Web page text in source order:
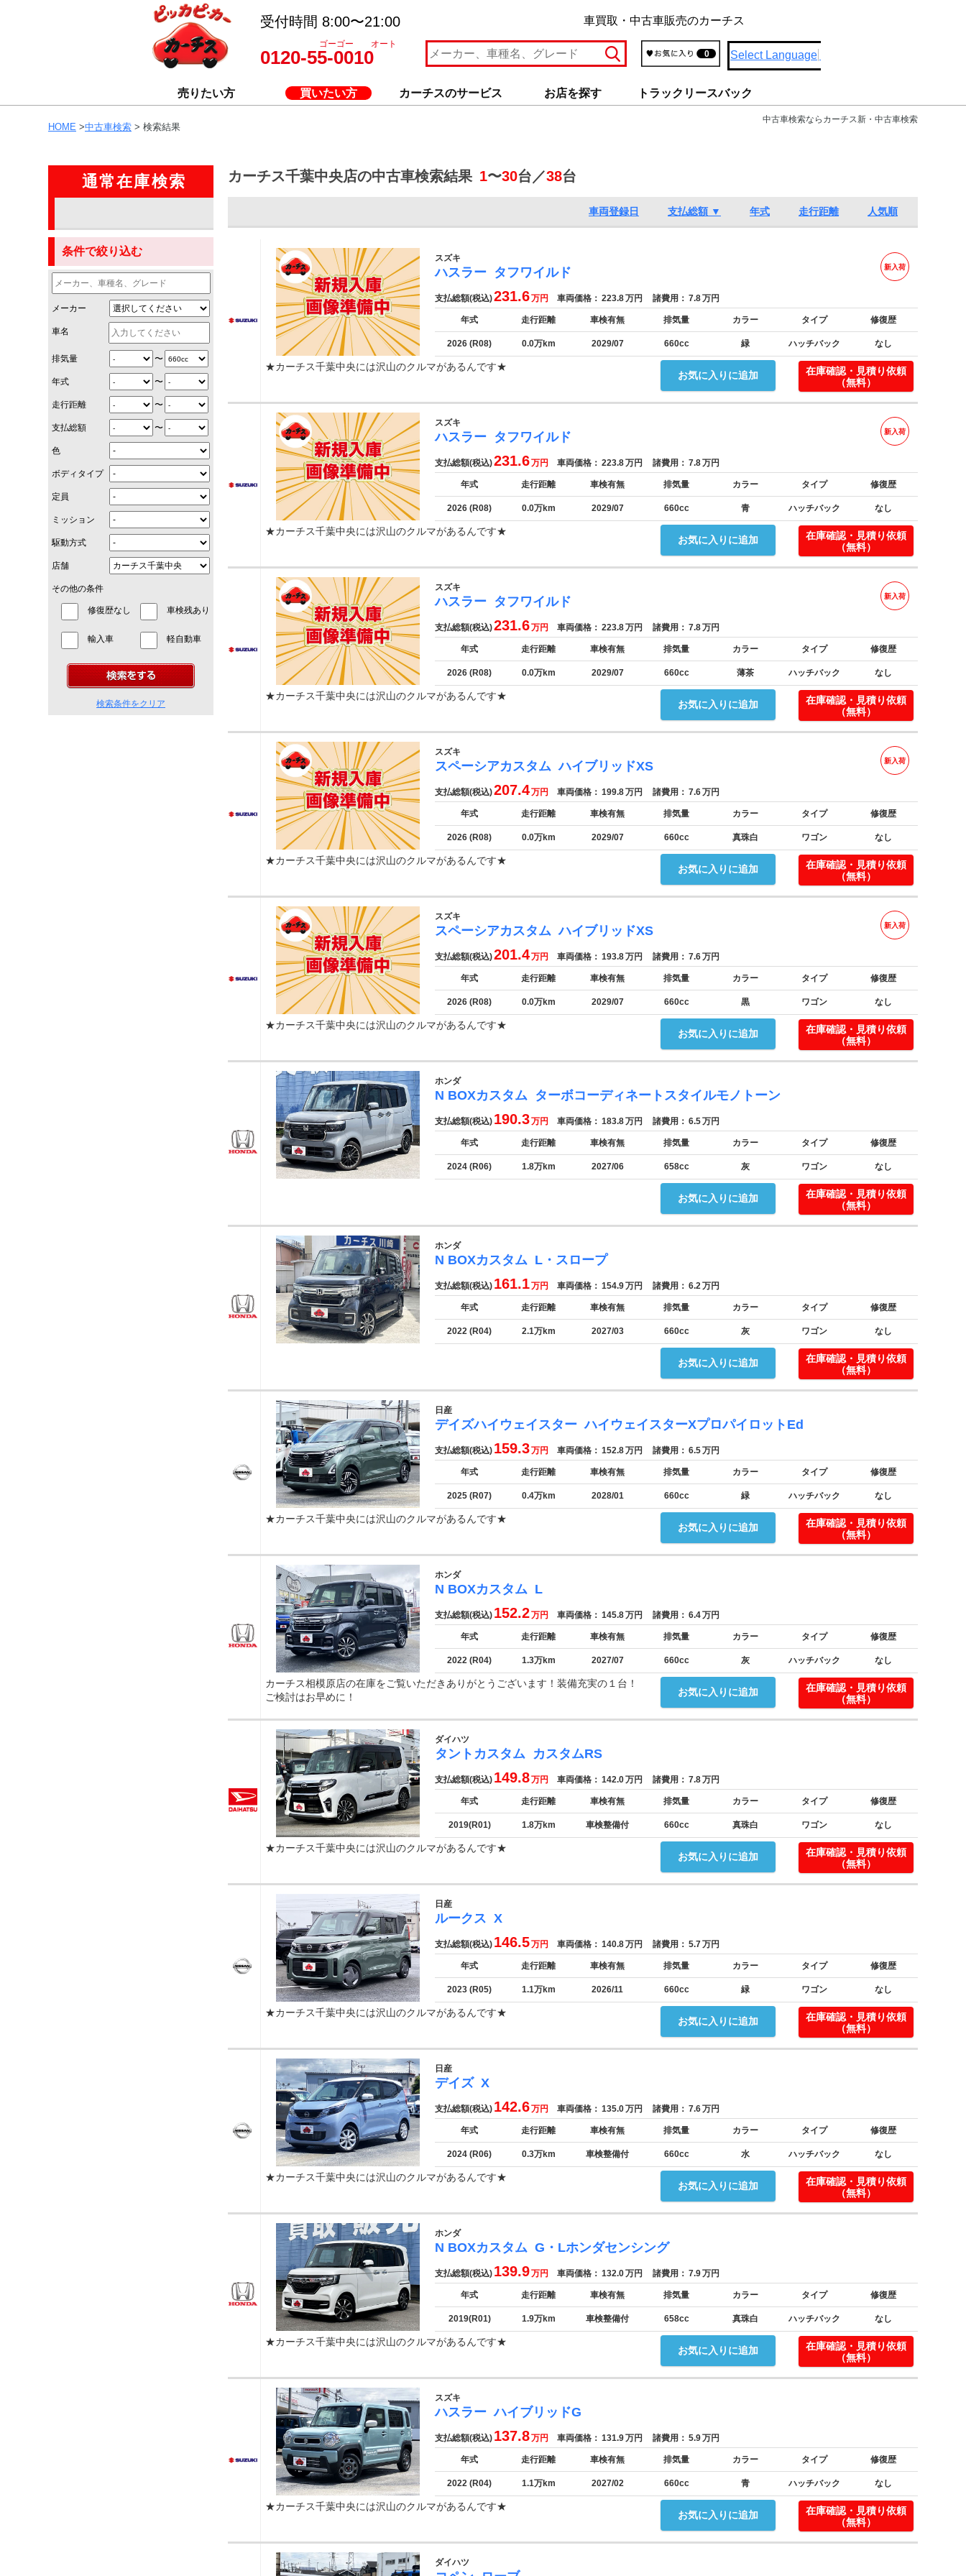
受付時間 8:00〜21:00
ゴーゴー オート
0120-55-0010
車買取・中古車販売のカーチス
0 Select Language
売りたい方 買いたい方 カーチスのサービス お店を探す トラックリースバック
中古車検索ならカーチス新・中古車検索
HOME >中古車検索 > 検索結果
通常在庫検索
条件で絞り込む
メーカー
車名
排気量 〜
年式 〜
走行距離 〜
支払総額 〜
色
ボディタイプ
定員
ミッション
駆動方式
店舗
その他の条件
修復歴なし 車検残あり
輸入車 軽自動車
検索条件をクリア
カーチス千葉中央店の中古車検索結果 1〜30台／38台
車両登録日 支払総額 ▼ 年式 走行距離 人気順
新入荷
スズキ
ハスラー タフワイルド
支払総額(税込)231.6万円 車両価格： 223.8万円 諸費用： 7.8万円
年式 走行距離 車検有無 排気量 カラー タイプ 修復歴
2026 (R08) 0.0万km 2029/07 660cc 緑 ハッチバック なし
お気に入りに追加
★カーチス千葉中央には沢山のクルマがあるんです★
在庫確認・見積り依頼
（無料）
新入荷
スズキ
ハスラー タフワイルド
支払総額(税込)231.6万円 車両価格： 223.8万円 諸費用： 7.8万円
年式 走行距離 車検有無 排気量 カラー タイプ 修復歴
2026 (R08) 0.0万km 2029/07 660cc 青 ハッチバック なし
お気に入りに追加
★カーチス千葉中央には沢山のクルマがあるんです★
在庫確認・見積り依頼
（無料）
新入荷
スズキ
ハスラー タフワイルド
支払総額(税込)231.6万円 車両価格： 223.8万円 諸費用： 7.8万円
年式 走行距離 車検有無 排気量 カラー タイプ 修復歴
2026 (R08) 0.0万km 2029/07 660cc 薄茶 ハッチバック なし
お気に入りに追加
★カーチス千葉中央には沢山のクルマがあるんです★
在庫確認・見積り依頼
（無料）
新入荷
スズキ
スペーシアカスタム ハイブリッドXS
支払総額(税込)207.4万円 車両価格： 199.8万円 諸費用： 7.6万円
年式 走行距離 車検有無 排気量 カラー タイプ 修復歴
2026 (R08) 0.0万km 2029/07 660cc 真珠白 ワゴン なし
お気に入りに追加
★カーチス千葉中央には沢山のクルマがあるんです★
在庫確認・見積り依頼
（無料）
新入荷
スズキ
スペーシアカスタム ハイブリッドXS
支払総額(税込)201.4万円 車両価格： 193.8万円 諸費用： 7.6万円
年式 走行距離 車検有無 排気量 カラー タイプ 修復歴
2026 (R08) 0.0万km 2029/07 660cc 黒 ワゴン なし
お気に入りに追加
★カーチス千葉中央には沢山のクルマがあるんです★
在庫確認・見積り依頼
（無料）
ホンダ
N BOXカスタム ターボコーディネートスタイルモノトーン
支払総額(税込) 190.3万円 車両価格： 183.8万円 諸費用： 6.5万円
年式 走行距離 車検有無 排気量 カラー タイプ 修復歴
2024 (R06) 1.8万km 2027/06 658cc 灰 ワゴン なし
お気に入りに追加
在庫確認・見積り依頼
（無料）
ホンダ
N BOXカスタム L・スロープ
支払総額(税込) 161.1万円 車両価格： 154.9万円 諸費用： 6.2万円
年式 走行距離 車検有無 排気量 カラー タイプ 修復歴
2022 (R04) 2.1万km 2027/03 660cc 灰 ワゴン なし
お気に入りに追加
在庫確認・見積り依頼
（無料）
日産
デイズハイウェイスター ハイウェイスターXプロパイロットEd
支払総額(税込) 159.3万円 車両価格： 152.8万円 諸費用： 6.5万円
年式 走行距離 車検有無 排気量 カラー タイプ 修復歴
2025 (R07) 0.4万km 2028/01 660cc 緑 ハッチバック なし
お気に入りに追加
★カーチス千葉中央には沢山のクルマがあるんです★
在庫確認・見積り依頼
（無料）
ホンダ
N BOXカスタム L
支払総額(税込) 152.2万円 車両価格： 145.8万円 諸費用： 6.4万円
年式 走行距離 車検有無 排気量 カラー タイプ 修復歴
2022 (R04) 1.3万km 2027/07 660cc 灰 ハッチバック なし
お気に入りに追加
カーチス相模原店の在庫をご覧いただきありがとうございます！装備充実の１台！
ご検討はお早めに！
在庫確認・見積り依頼
（無料）
ダイハツ
タントカスタム カスタムRS
支払総額(税込) 149.8万円 車両価格： 142.0万円 諸費用： 7.8万円
年式 走行距離 車検有無 排気量 カラー タイプ 修復歴
2019(R01) 1.8万km 車検整備付 660cc 真珠白 ワゴン なし
お気に入りに追加
★カーチス千葉中央には沢山のクルマがあるんです★
在庫確認・見積り依頼
（無料）
日産
ルークス X
支払総額(税込) 146.5万円 車両価格： 140.8万円 諸費用： 5.7万円
年式 走行距離 車検有無 排気量 カラー タイプ 修復歴
2023 (R05) 1.1万km 2026/11 660cc 緑 ワゴン なし
お気に入りに追加
★カーチス千葉中央には沢山のクルマがあるんです★
在庫確認・見積り依頼
（無料）
日産
デイズ X
支払総額(税込) 142.6万円 車両価格： 135.0万円 諸費用： 7.6万円
年式 走行距離 車検有無 排気量 カラー タイプ 修復歴
2024 (R06) 0.3万km 車検整備付 660cc 水 ハッチバック なし
お気に入りに追加
★カーチス千葉中央には沢山のクルマがあるんです★
在庫確認・見積り依頼
（無料）
ホンダ
N BOXカスタム G・Lホンダセンシング
支払総額(税込) 139.9万円 車両価格： 132.0万円 諸費用： 7.9万円
年式 走行距離 車検有無 排気量 カラー タイプ 修復歴
2019(R01) 1.9万km 車検整備付 658cc 真珠白 ハッチバック なし
お気に入りに追加
★カーチス千葉中央には沢山のクルマがあるんです★
在庫確認・見積り依頼
（無料）
スズキ
ハスラー ハイブリッドG
支払総額(税込) 137.8万円 車両価格： 131.9万円 諸費用： 5.9万円
年式 走行距離 車検有無 排気量 カラー タイプ 修復歴
2022 (R04) 1.1万km 2027/02 660cc 青 ハッチバック なし
お気に入りに追加
★カーチス千葉中央には沢山のクルマがあるんです★
在庫確認・見積り依頼
（無料）
ダイハツ